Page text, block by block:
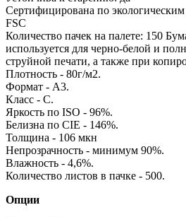
Сертифицирована по
FSC
Количество пачек на палете: 150
используется для черно-белой и
струйной печати, а также при
Плотность - 80г/м2.
Формат - А3.
Класс - С.
Яркость по ISO - 96%.
Белизна по CIE - 146%.
Толщина - 106 мкн
Непрозрачность - минимум 90%.
Влажность - 4,6%.
Количество листов в пачке - 500.
Опции